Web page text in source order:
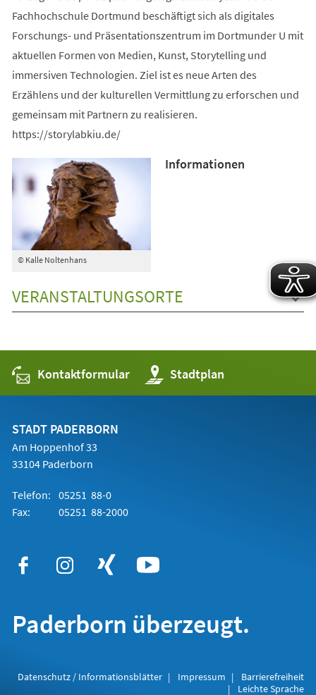
Fachhochschule Dortmund beschäftigt sich als digitales
Forschungs- und Präsentationszentrum im Dortmunder U mit
aktuellen Formen von Medien, Kunst, Storytelling und
immersiven Technologien. Ziel ist es neue Arten des
Erzählens und der kulturellen Vermittlung zu erforschen und
gemeinsam mit Partnern zu realisieren.
https://storylabkiu.de/
© Kalle Noltenhans
Informationen
VERANSTALTUNGSORTE
Kontaktformular Stadtplan
(Öffnet
in
einem
STADT PADERBORN
Am Hoppenhof 33
33104 Paderborn
Telefon: 05251 88-0
Fax:
05251 88-2000
Paderborn überzeugt.
Datenschutz / Informationsblätter Impressum
Barrierefreiheit
Leichte Sprache